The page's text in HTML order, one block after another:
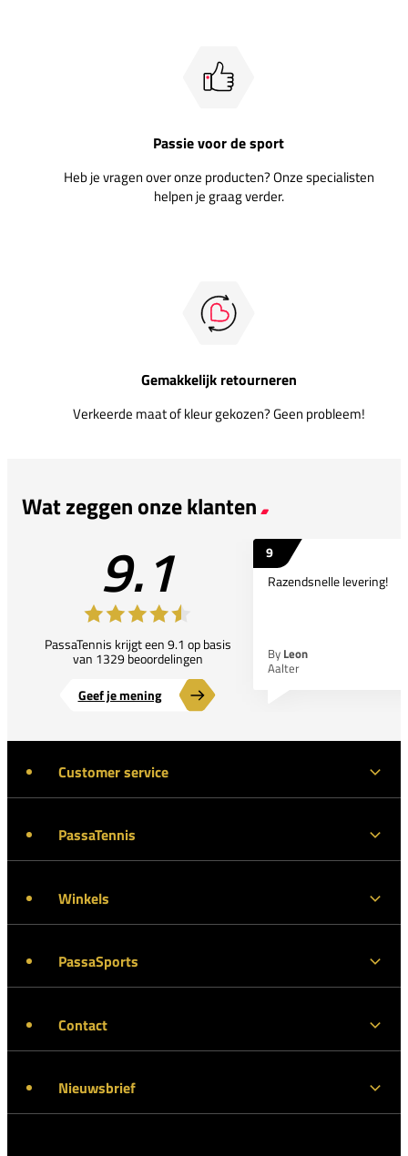
Passie voor de sport
Heb je vragen over onze producten? Onze specialisten
helpen je graag verder.
Gemakkelijk retourneren
Verkeerde maat of kleur gekozen? Geen probleem!
Wat zeggen onze klanten
9.1
PassaTennis krijgt een 9.1 op basis
van 1329 beoordelingen
Geef je mening
9
Razendsnelle levering!
By Leon
Aalter
Customer service
PassaTennis
Winkels
PassaSports
Contact
Nieuwsbrief